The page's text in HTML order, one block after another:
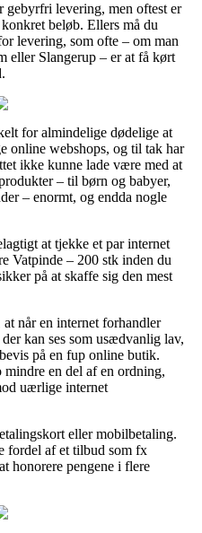
levering, men oftest er
beløb. Ellers må du
levering, som ofte – om man
eller Slangerup – er at få kørt
for almindelige dødelige at
online webshops, og til tak har
ikke kunne lade være med at
– til børn og babyer,
– enormt, og endda nogle
at tjekke et par internet
Vatpinde – 200 stk inden du
på at skaffe sig den mest
når en internet forhandler
kan ses som usædvanlig lav,
på en fup online butik.
en del af en ordning,
uærlige internet
eller mobilbetaling.
fordel af et tilbud som fx
honorere pengene i flere